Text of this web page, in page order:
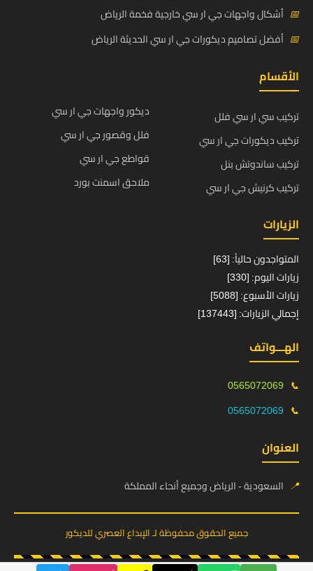
📅 أشكال واجهات جي ار سي خارجية فخمة الرياض
📅 أفضل تصاميم ديكورات جي ار سي الحديثة الرياض
الأقسام
تركيب سي ار سي فلل
تركيب ديكورات جي ار سي
تركيب ساندوتش بنل
تركيب كرنيش جي ار سي
ديكور واجهات جي ار سي
فلل وقصور جي ار سي
قواطع جي ار سي
ملاحق اسمنت بورد
الزيارات
المتواجدون حالياً: [63]
زيارات اليوم: [330]
زيارات الأسبوع: [5088]
إجمالي الزيارات: [137443]
الهـــواتف
📞
0565072069
📞
0565072069
العنوان
📍 السعودية - الرياض وجميع أنحاء المملكة
جميع الحقوق محفوظة لـ الإبداع العصري للديكور